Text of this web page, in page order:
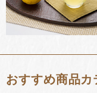
おすすめ商品カ